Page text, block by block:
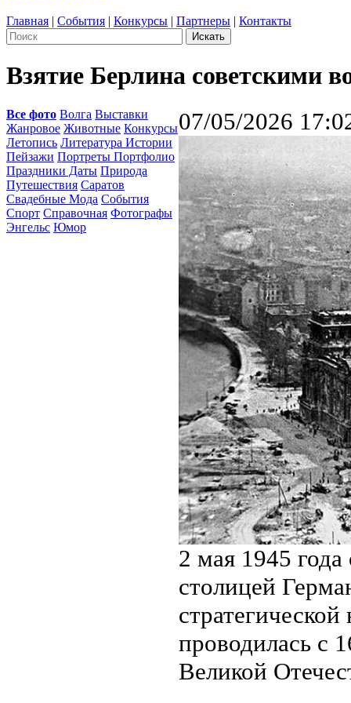
Главная | События | Конкурсы | Партнеры | Контакты
Взятие Берлина советскими
Все фото Волга Выставки
Жанровое Животные Конкурсы
Летопись Литература Истории
Пейзажи Портреты Портфолио
Праздники Даты Природа
Путешествия Саратов
Свадебные Мода События
Спорт Справочная Фотографы
Энгельс Юмор
07/05/2026
2 мая 1945
столицей
проводилась с
Великой